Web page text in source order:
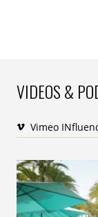
VIDEOS &
Vimeo